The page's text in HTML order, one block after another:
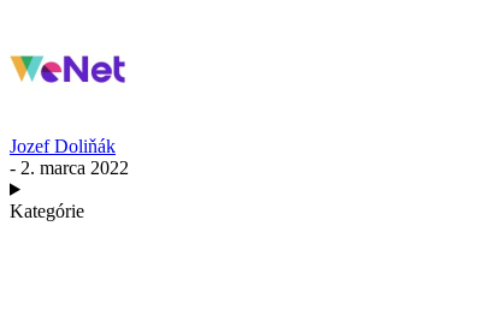
Jozef Doliňák
- 2. marca 2022
Kategórie